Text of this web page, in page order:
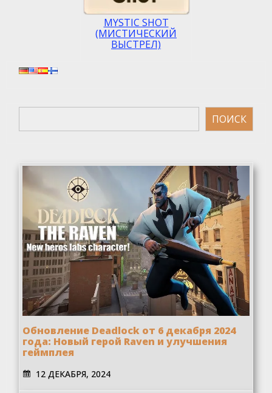
MYSTIC SHOT
(МИСТИЧЕСКИЙ
ВЫСТРЕЛ)
Поиск
ПОИСК
Обновление Deadlock от 6 декабря 2024
года: Новый герой Raven и улучшения
геймплея
12 ДЕКАБРЯ, 2024